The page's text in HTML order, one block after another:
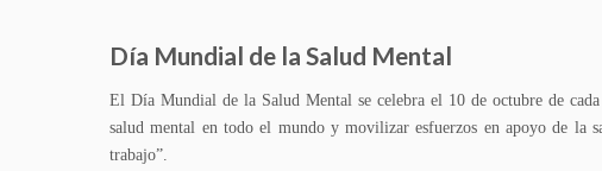
Día Mundial de la Salud Mental
El Día Mundial de la Salud Mental se celebra el 10 de octubre de
salud mental en todo el mundo y movilizar esfuerzos en apoyo de la
trabajo”.